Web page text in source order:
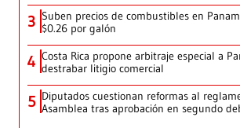
3 Suben precios de combustibles en
$0.26 por galón
4 Costa Rica propone arbitraje especial a
destrabar litigio comercial
5 Diputados cuestionan reformas al
Asamblea tras aprobación en segundo